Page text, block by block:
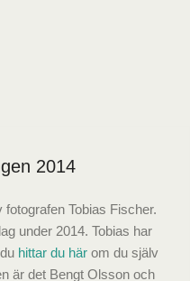
2014
Tobias Fischer.
under 2014. Tobias har
hittar du här om du själv
är det Bengt Olsson och